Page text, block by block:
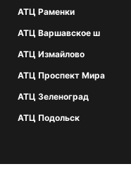
АТЦ Раменки
АТЦ Варшавское ш
АТЦ Измайлово
АТЦ Проспект Мира
АТЦ Зеленоград
АТЦ Подольск